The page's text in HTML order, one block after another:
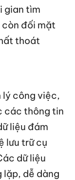
gian tìm
còn đối mặt
thoát
lý công việc,
các thông tin
liệu đám
lưu trữ cụ
dữ liệu
lặp, dễ dàng